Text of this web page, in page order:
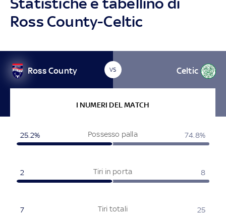
Ross County-Celtic
Ross County VS Celtic
I NUMERI DEL MATCH
Possesso palla
25.2% 74.8%
Tiri in porta
2 8
Tiri totali
7 25